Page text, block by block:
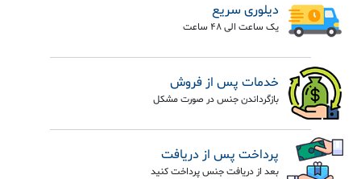
دیلوری سریع
یک ساعت الی 48 ساعت
خدمات پس از فروش
بازگرداندن جنس در صورت مشکل
پرداخت پس از دریافت
بعد از دریافت جنس پرداخت کنید